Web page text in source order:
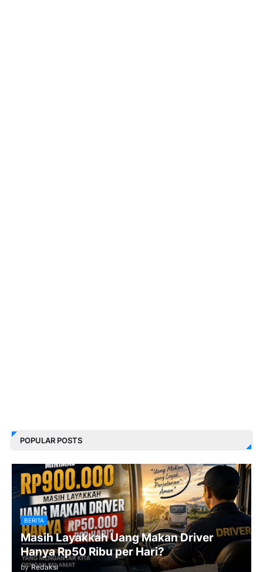
POPULAR POSTS
BERITA
Masih Layakkah Uang Makan Driver
Hanya Rp50 Ribu per Hari?
by Redaksi